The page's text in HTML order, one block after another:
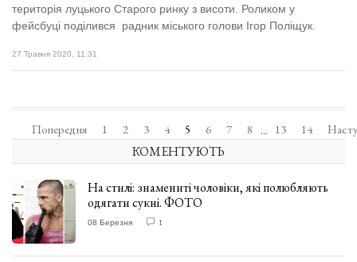
територія луцького Старого ринку з висоти. Роликом у
фейсбуці поділився радник міського голови Ігор Поліщук.
27 Травня 2020, 11:31
Попередня 1 2 3 4 5 6 7 8 ... 13 14
КОМЕНТУЮТЬ
На стилі: знамениті чоловіки, які полюбляють
одягати сукні. ФОТО
08 Березня 1